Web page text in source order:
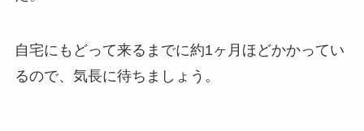
自宅にもどって来るまでに約1ヶ月ほどかかってい
るので、気長に待ちましょう。